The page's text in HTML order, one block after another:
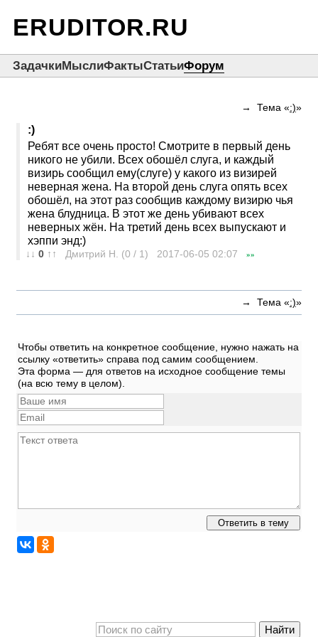
ERUDITOR.RU
ЗадачкиМыслиФактыСтатьиФорум
→ Тема «:)»
:)
Ребят все очень просто! Смотрите в первый день
никого не убили. Всех обошёл слуга, и каждый
визирь сообщил ему(слуге) у какого из визирей
неверная жена. На второй день слуга опять всех
обошёл, на этот раз сообщив каждому визирю чья
жена блудница. В этот же день убивают всех
неверных жён. На третий день всех выпускают и
хэппи энд:)
↓↓ 0 ↑↑ Дмитрий Н. (0 / 1) 2017-06-05 02:07 »»
→ Тема «:)»
Чтобы ответить на конкретное сообщение, нужно нажать на
ссылку «ответить» справа под самим сообщением.
Эта форма — для ответов на исходное сообщение темы
(на всю тему в целом).